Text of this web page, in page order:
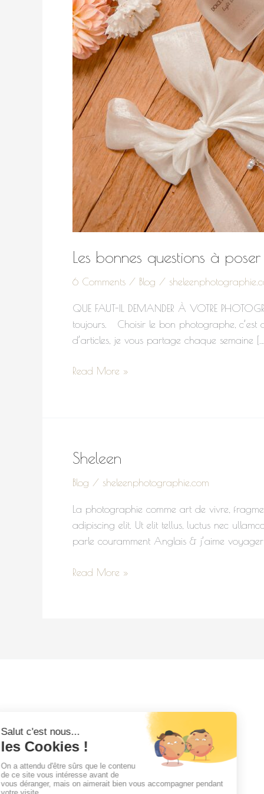
Les bonnes questions à
6 Comments / Blog /
QUE FAUT-IL DEMANDER À VOTRE
toujours. Choisir le bon photographe, c’est
d’articles, je vous partage chaque semaine
Read More »
Sheleen
Blog / sheleenphotographie.com
La photographie comme art de vivre,
adipiscing elit. Ut elit tellus, luctus nec
parle couramment Anglais & j’aime
Sheleen
Read More »